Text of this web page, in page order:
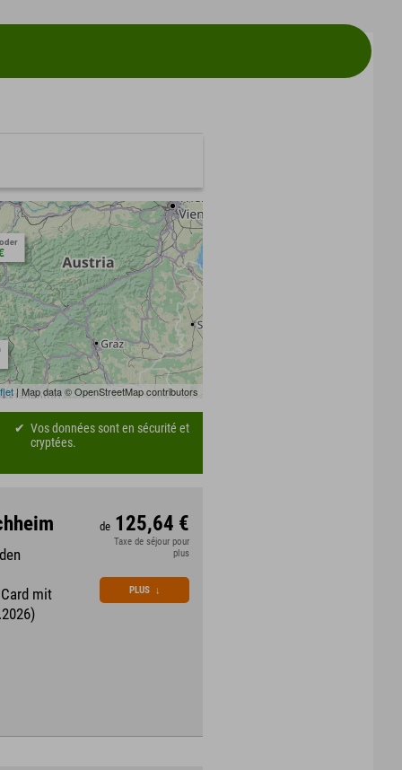
| Map data © OpenStreetMap contributors
Vos données sont en sécurité et
cryptées.
mit
de 125,64 €
Taxe de séjour pour
plus
PLUS ↓